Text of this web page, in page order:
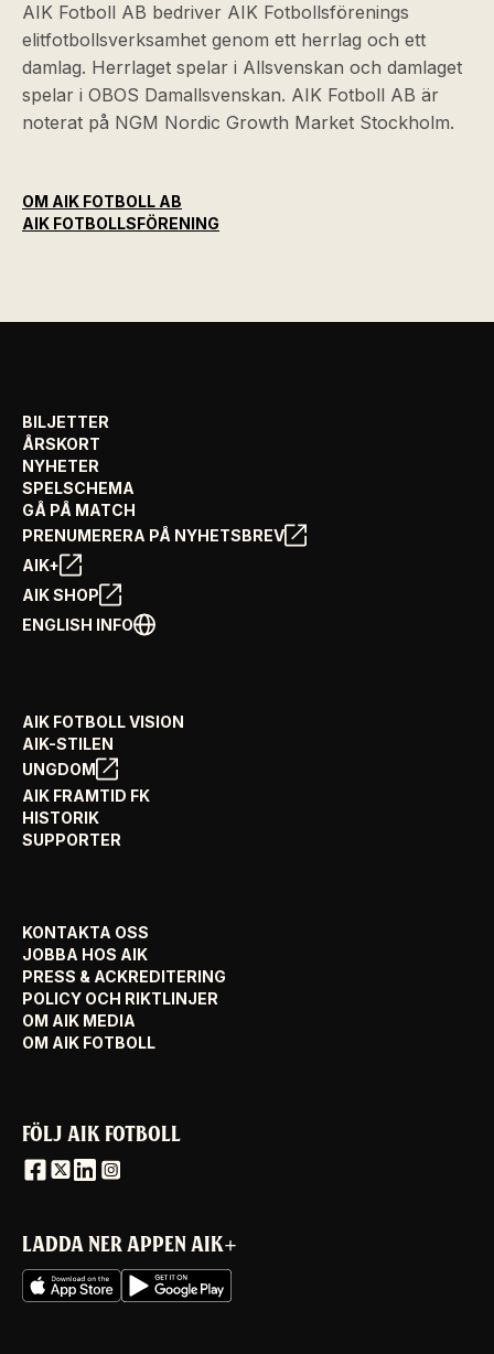
AIK Fotboll AB bedriver AIK Fotbollsförenings
elitfotbollsverksamhet genom ett herrlag och ett
damlag. Herrlaget spelar i Allsvenskan och damlaget
spelar i OBOS Damallsvenskan. AIK Fotboll AB är
noterat på NGM Nordic Growth Market Stockholm.
OM AIK FOTBOLL AB
AIK FOTBOLLSFÖRENING
BILJETTER
ÅRSKORT
NYHETER
SPELSCHEMA
GÅ PÅ MATCH
PRENUMERERA PÅ NYHETSBREV
AIK+
AIK SHOP
ENGLISH INFO
AIK FOTBOLL VISION
AIK-STILEN
UNGDOM
AIK FRAMTID FK
HISTORIK
SUPPORTER
KONTAKTA OSS
JOBBA HOS AIK
PRESS & ACKREDITERING
POLICY OCH RIKTLINJER
OM AIK MEDIA
OM AIK FOTBOLL
FÖLJ AIK FOTBOLL
LADDA NER APPEN AIK+